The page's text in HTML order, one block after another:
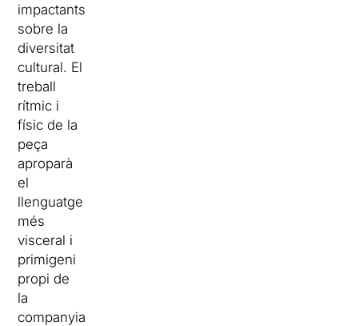
impactants
sobre la
diversitat
cultural. El
treball
rítmic i
físic de la
peça
aproparà
el
llenguatge
més
visceral i
primigeni
propi de
la
companyia